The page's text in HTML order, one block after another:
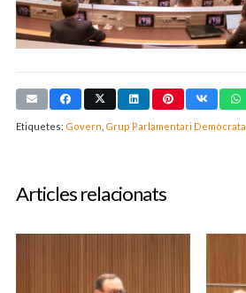
Etiquetes: Govern Grup Parlamentari Demòcrata
Articles relacionats